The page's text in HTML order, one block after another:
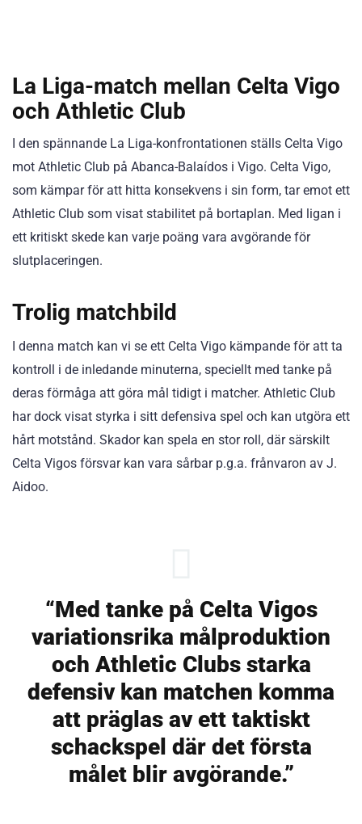
La Liga-match mellan Celta Vigo
och Athletic Club
I den spännande La Liga-konfrontationen ställs Celta Vigo
mot Athletic Club på Abanca-Balaídos i Vigo. Celta Vigo,
som kämpar för att hitta konsekvens i sin form, tar emot ett
Athletic Club som visat stabilitet på bortaplan. Med ligan i
ett kritiskt skede kan varje poäng vara avgörande för
slutplaceringen.
Trolig matchbild
I denna match kan vi se ett Celta Vigo kämpande för att ta
kontroll i de inledande minuterna, speciellt med tanke på
deras förmåga att göra mål tidigt i matcher. Athletic Club
har dock visat styrka i sitt defensiva spel och kan utgöra ett
hårt motstånd. Skador kan spela en stor roll, där särskilt
Celta Vigos försvar kan vara sårbar p.g.a. frånvaron av J.
Aidoo.
“Med tanke på Celta Vigos
variationsrika målproduktion
och Athletic Clubs starka
defensiv kan matchen komma
att präglas av ett taktiskt
schackspel där det första
målet blir avgörande.”